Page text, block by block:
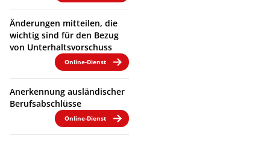
Änderungen mitteilen, die
wichtig sind für den Bezug
von Unterhaltsvorschuss
Online-Dienst
Anerkennung ausländischer
Berufsabschlüsse
Online-Dienst